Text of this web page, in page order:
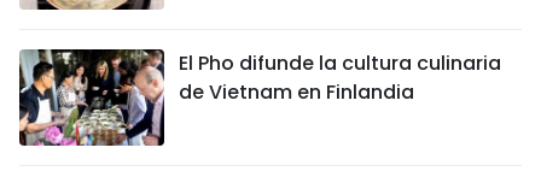
El Pho difunde la cultura culinaria
de Vietnam en Finlandia